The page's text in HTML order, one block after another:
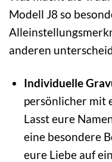
Modell J8 so
anderen
Individuelle
persönlicher mit
Lasst eure
eine besondere
eure Liebe auf